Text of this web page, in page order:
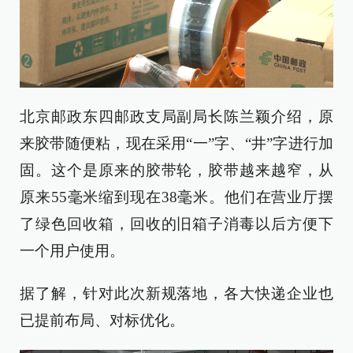
北京邮政东四邮政支局副局长陈兰颖介绍，原
来胶带随便粘，现在采用“一”字、“井”字进行加
固。这个是原来的胶带轮，胶带越来越窄，从
原来55毫米缩到现在38毫米。他们在营业厅摆
了绿色回收箱，回收的旧箱子消毒以后方便下
一个用户使用。
据了解，针对此次新规落地，各大快递企业也
已提前布局、对标优化。